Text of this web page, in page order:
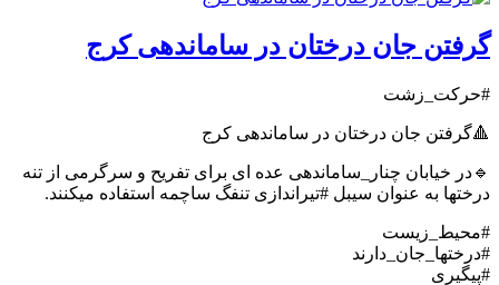
گرفتن جان درختان در ساماندهی کرج
#حرکت_زشت
🔺گرفتن جان درختان در ساماندهی کرج
🔹در خیابان چنار_ساماندهی عده ای برای تفریح و سرگرمی از تنه
درختها به عنوان سیبل #تیراندازی تنفگ ساچمه استفاده میکنند.
#محیط_زیست
#درختها_جان_دارند
#پیگیری